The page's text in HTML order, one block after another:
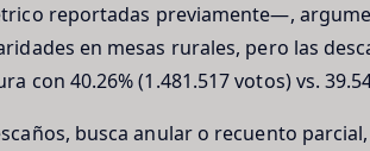
reportadas previamente—,
en mesas rurales, pero las
con 40.26% (1.481.517 votos) vs.
busca anular o recuento